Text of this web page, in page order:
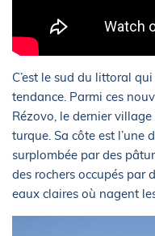
C’est le sud du littoral
tendance. Parmi ces
Rézovo, le dernier
turque. Sa côte est l’une
surplombée par des
des rochers occupés par
eaux claires où nagent